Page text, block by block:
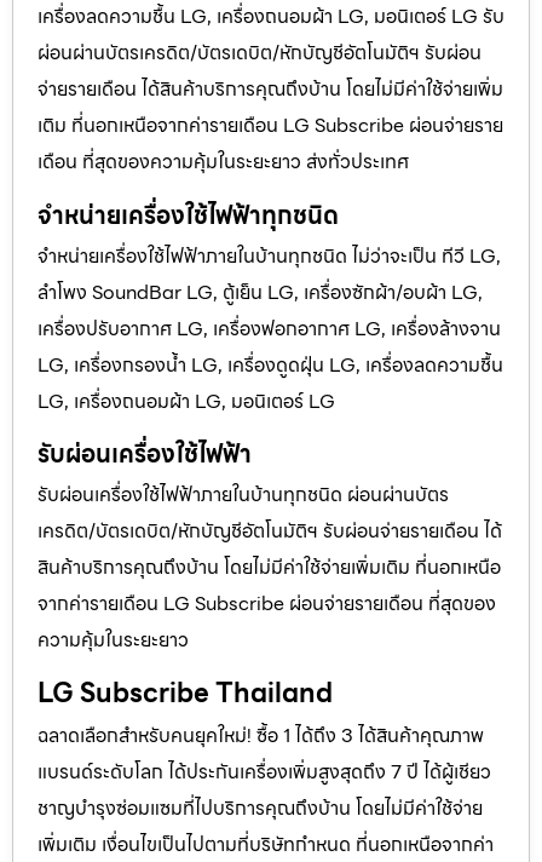
เครื่องลดความชื้น LG, เครื่องถนอมผ้า LG, มอนิเตอร์ LG รับ
ผ่อนผ่านบัตรเครดิต/บัตรเดบิต/หักบัญชีอัตโนมัติฯ รับผ่อน
จ่ายรายเดือน ได้สินค้าบริการคุณถึงบ้าน โดยไม่มีค่าใช้จ่ายเพิ่ม
เติม ที่นอกเหนือจากค่ารายเดือน LG Subscribe ผ่อนจ่ายราย
เดือน ที่สุดของความคุ้มในระยะยาว ส่งทั่วประเทศ
จำหน่ายเครื่องใช้ไฟฟ้าทุกชนิด
จำหน่ายเครื่องใช้ไฟฟ้าภายในบ้านทุกชนิด ไม่ว่าจะเป็น ทีวี LG,
ลำโพง SoundBar LG, ตู้เย็น LG, เครื่องซักผ้า/อบผ้า LG,
เครื่องปรับอากาศ LG, เครื่องฟอกอากาศ LG, เครื่องล้างจาน
LG, เครื่องกรองน้ำ LG, เครื่องดูดฝุ่น LG, เครื่องลดความชื้น
LG, เครื่องถนอมผ้า LG, มอนิเตอร์ LG
รับผ่อนเครื่องใช้ไฟฟ้า
รับผ่อนเครื่องใช้ไฟฟ้าภายในบ้านทุกชนิด ผ่อนผ่านบัตร
เครดิต/บัตรเดบิต/หักบัญชีอัตโนมัติฯ รับผ่อนจ่ายรายเดือน ได้
สินค้าบริการคุณถึงบ้าน โดยไม่มีค่าใช้จ่ายเพิ่มเติม ที่นอกเหนือ
จากค่ารายเดือน LG Subscribe ผ่อนจ่ายรายเดือน ที่สุดของ
ความคุ้มในระยะยาว
LG Subscribe Thailand
ฉลาดเลือกสำหรับคนยุคใหม่! ซื้อ 1 ได้ถึง 3 ได้สินค้าคุณภาพ
แบรนด์ระดับโลก ได้ประกันเครื่องเพิ่มสูงสุดถึง 7 ปี ได้ผู้เชียว
ชาญบำรุงซ่อมแซมที่ไปบริการคุณถึงบ้าน โดยไม่มีค่าใช้จ่าย
เพิ่มเติม เงื่อนไขเป็นไปตามที่บริษัทกำหนด ที่นอกเหนือจากค่า